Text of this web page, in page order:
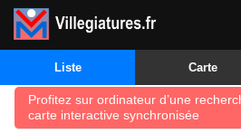
Liste Carte
Profitez sur ordinateur d’une
carte interactive synchronisée